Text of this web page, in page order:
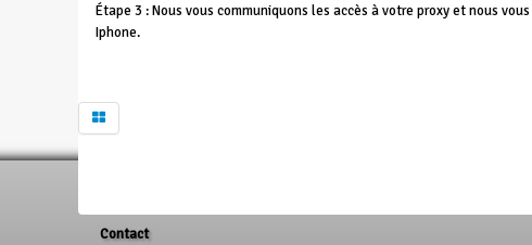
Étape 3 : Nous vous communiquons les accès à votre proxy et nous
Iphone.
Contact